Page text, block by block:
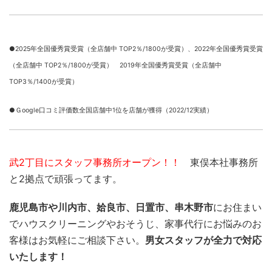
●2025年全国優秀賞受賞（全店舗中 TOP2％/1800が受賞）、 2022年全国優秀賞受賞
（全店舗中 TOP2％/1800が受賞） 2019年全国優秀賞受賞（全店舗中
TOP3％/1400が受賞）
●Ｇoogle口コミ評価数全国店舗中1位を店舗が獲得（2022/12実績）
武2丁目にスタッフ事務所オープン！！
東俣本社事務所
と2拠点で頑張ってます。
鹿児島市や川内市、姶良市、日置市、串木野市にお住まい
でハウスクリーニングやおそうじ、家事代行にお悩みのお
客様はお気軽にご相談下さい。 男女スタッフが全力で対応
いたします！